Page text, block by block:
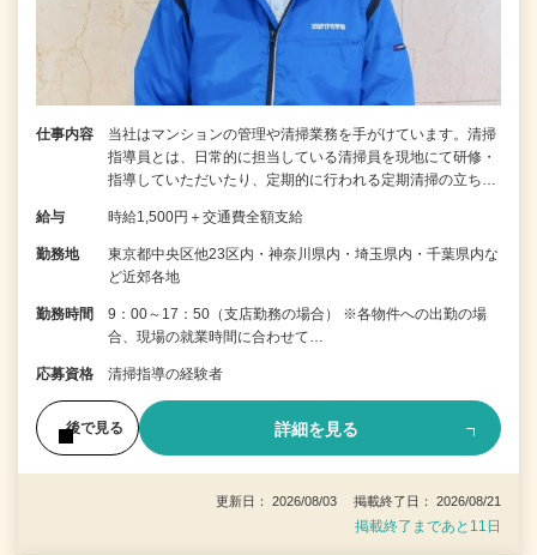
仕事内容
当社はマンションの管理や清掃業務を手がけています。清掃
指導員とは、日常的に担当している清掃員を現地にて研修・
指導していただいたり、定期的に行われる定期清掃の立ち…
給与 時給1,500円＋交通費全額支給
勤務地
東京都中央区他23区内・神奈川県内・埼玉県内・千葉県内な
ど近郊各地
勤務時間
9：00～17：50（支店勤務の場合） ※各物件への出勤の場
合、現場の就業時間に合わせて…
応募資格 清掃指導の経験者
後で見る 詳細を見る
更新日： 2026/08/03 掲載終了日： 2026/08/21
掲載終了まであと11日